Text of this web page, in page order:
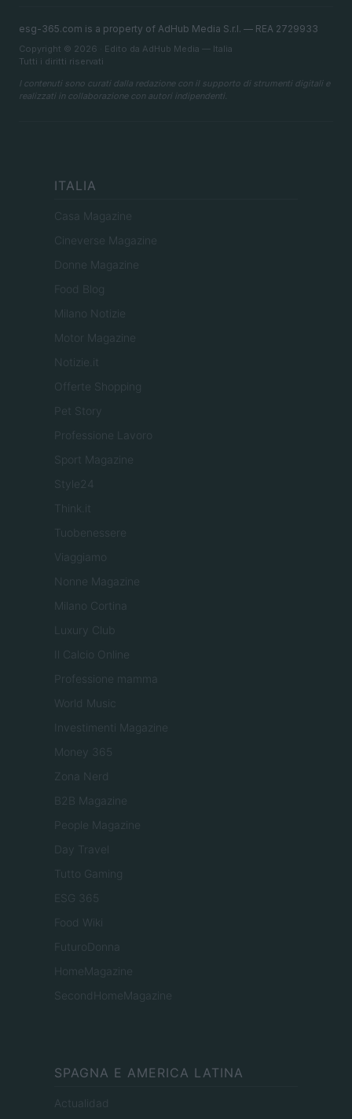
esg-365.com is a property of AdHub Media S.r.l. — REA 2729933
Copyright © 2026 · Edito da AdHub Media — Italia
Tutti i diritti riservati
I contenuti sono curati dalla redazione con il supporto di strumenti digitali e
realizzati in collaborazione con autori indipendenti.
ITALIA
Casa Magazine
Cineverse Magazine
Donne Magazine
Food Blog
Milano Notizie
Motor Magazine
Notizie.it
Offerte Shopping
Pet Story
Professione Lavoro
Sport Magazine
Style24
Think.it
Tuobenessere
Viaggiamo
Nonne Magazine
Milano Cortina
Luxury Club
Il Calcio Online
Professione mamma
World Music
Investimenti Magazine
Money 365
Zona Nerd
B2B Magazine
People Magazine
Day Travel
Tutto Gaming
ESG 365
Food Wiki
FuturoDonna
HomeMagazine
SecondHomeMagazine
SPAGNA E AMERICA LATINA
Actualidad